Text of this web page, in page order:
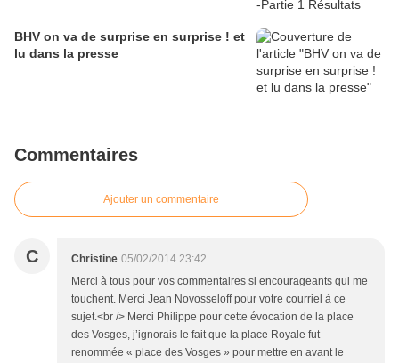
BHV on va de surprise en surprise ! et
lu dans la presse
Commentaires
Ajouter un commentaire
C Christine 05/02/2014 23:42
Merci à tous pour vos commentaires si encourageants qui me
touchent. Merci Jean Novosseloff pour votre courriel à ce
sujet.<br /> Merci Philippe pour cette évocation de la place
des Vosges, j’ignorais le fait que la place Royale fut
renommée « place des Vosges » pour mettre en avant le